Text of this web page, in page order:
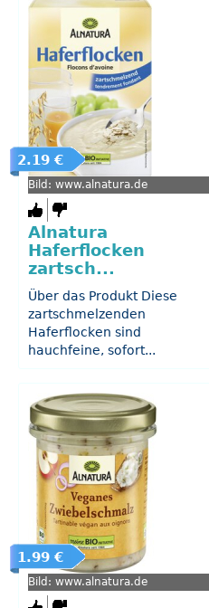
2.19 €
Bild: www.alnatura.de
Alnatura
Haferflocken
zartsch...
Über das Produkt Diese
zartschmelzenden
Haferflocken sind
hauchfeine, sofort...
1.99 €
Bild: www.alnatura.de